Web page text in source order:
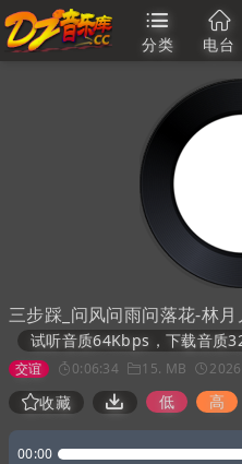
分类 电台
三步踩_问风问雨问落花-林
试听音质64Kbps，下载音质
交谊 0:06:34 15. MB
收藏 低 高
00:00